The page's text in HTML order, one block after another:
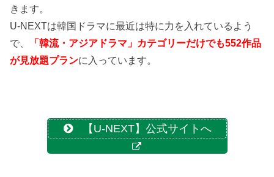
きます。
U-NEXTは韓国ドラマに最近は特に力を入れているよう
で、
「韓流・アジアドラマ」カテゴリーだけでも552作品
が見放題プランに入っています。
【U-NEXT】公式サイトへ